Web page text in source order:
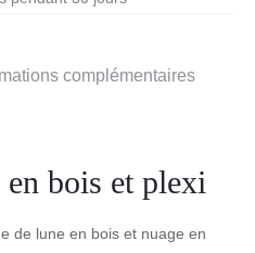
complémentaires
bois et plexi